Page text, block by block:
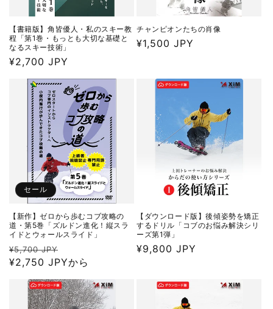
【書籍版】角皆優人・私のスキー教
程「第1巻・もっとも大切な基礎と
なるスキー技術」
通
¥2,700 JPY
チャンピオンたちの肖像
通
¥1,500 JPY
セール
【新作】ゼロから歩むコブ攻略の
道・第5巻「ズルドン進化！縦スラ
イドとウォールスライド」
通
常
¥5,700 JPY
ー
価
格
¥2,750 JPYから
【ダウンロード版】後傾姿勢を矯正
するドリル「コブのお悩み解決シリ
ーズ第1弾」
通
¥9,800 JPY